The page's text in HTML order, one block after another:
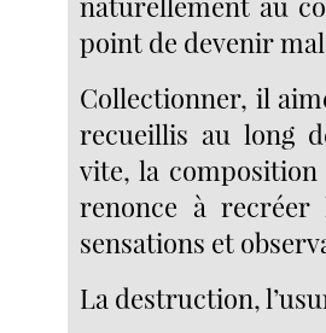
point de devenir
Collectionner, il
recueillis au long
vite, la composition
renonce à
sensations et
La destruction,